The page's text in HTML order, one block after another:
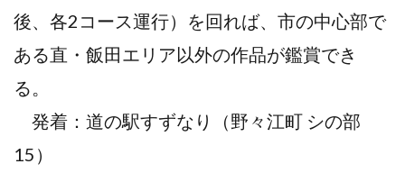
後、各2コース運行）を回れば、市の中心部で
ある直・飯田エリア以外の作品が鑑賞でき
る。
発着：道の駅すずなり（野々江町 シの部
15）